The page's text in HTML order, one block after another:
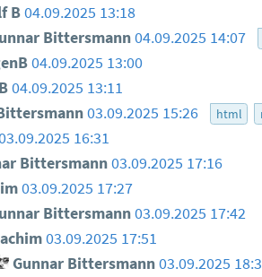
B04.09.2025 13:18
Bittersmann04.09.2025 14:07
04.09.2025 13:00
04.09.2025 13:11
03.09.2025 15:26 html
16:31
Bittersmann03.09.2025 17:16
03.09.2025 17:27
Bittersmann03.09.2025 17:42
03.09.2025 17:51
Gunnar Bittersmann 03.09.2025